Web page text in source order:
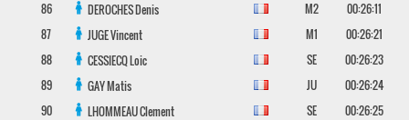
86
DEROCHESDenis M2
00:26:11
87
JUGEVincent M1
00:26:21
88
CESSIECQLoic SE
00:26:23
89
GAYMatis JU
00:26:24
90
LHOMMEAUClement SE 00:26:25